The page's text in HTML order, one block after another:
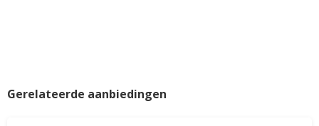
Gerelateerde aanbiedingen